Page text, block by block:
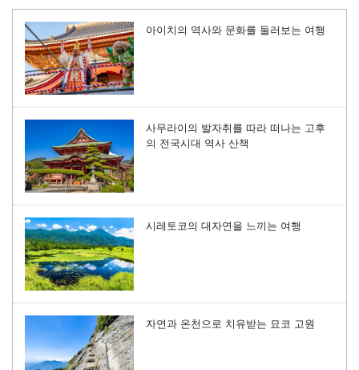
아이치의 역사와 문화를 둘러보는 여행
사무라이의 발자취를 따라 떠나는 고후
의 전국시대 역사 산책
시레토코의 대자연을 느끼는 여행
자연과 온천으로 치유받는 묘코 고원